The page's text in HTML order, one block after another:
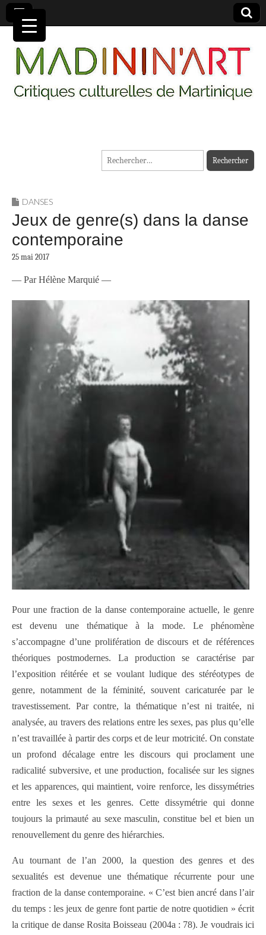
MADININ'ART
Rechercher :
DANSES
Jeux de genre(s) dans la danse
contemporaine
25 mai 2017
— Par Hélène Marquié —
Pour une fraction de la danse contemporaine actuelle, le genre
est devenu une thématique à la mode. Le phénomène
s’accompagne d’une prolifération de discours et de références
théoriques postmodernes. La production se caractérise par
l’exposition réitérée et se voulant ludique des stéréotypes de
genre, notamment de la féminité, souvent caricaturée par le
travestissement. Par contre, la thématique n’est ni traitée, ni
analysée, au travers des relations entre les sexes, pas plus qu’elle
n’est travaillée à partir des corps et de leur motricité. On constate
un profond décalage entre les discours qui proclament une
radicalité subversive, et une production, focalisée sur les signes
et les apparences, qui maintient, voire renforce, les dissymétries
entre les sexes et les genres. Cette dissymétrie qui donne
toujours la primauté au sexe masculin, constitue bel et bien un
renouvellement du genre des hiérarchies.
Au tournant de l’an 2000, la question des genres et des
sexualités est devenue une thématique récurrente pour une
fraction de la danse contemporaine. « C’est bien ancré dans l’air
du temps : les jeux de genre font partie de notre quotidien » écrit
la critique de danse Rosita Boisseau (2004a : 78). Je voudrais ici